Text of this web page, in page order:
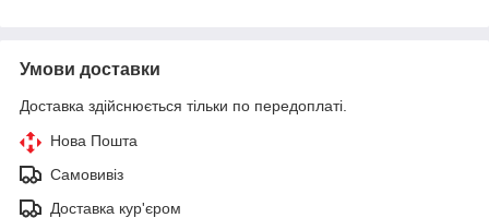
Умови доставки
Доставка здійснюється тільки по передоплаті.
Нова Пошта
Самовивіз
Доставка кур'єром